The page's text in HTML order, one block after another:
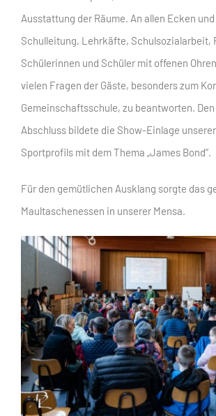
Ausstattung der Räume. An allen Ecken
Schulleitung, Lehrkäfte, Schulsozialarbeit,
Schülerinnen und Schüler mit offenen
vielen Fragen der Gäste, besonders zum
Gemeinschaftsschule, zu beantworten.
Abschluss bildete die Show-Einlage
Sportprofils mit dem Thema „James Bond“.
Für den gemütlichen Ausklang sorgte das
Maultaschenessen in unserer Mensa.